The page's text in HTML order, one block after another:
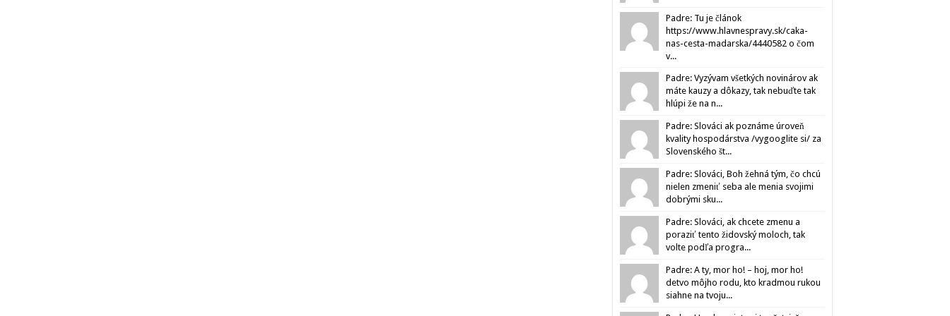
Padre: Tu je článok
https://www.hlavnespravy.sk/caka-
nas-cesta-madarska/4440582 o čom
v...
Padre: Vyzývam všetkých novinárov ak
máte kauzy a dôkazy, tak nebuďte tak
hlúpi že na n...
Padre: Slováci ak poznáme úroveň
kvality hospodárstva /vygooglite si/ za
Slovenského št...
Padre: Slováci, Boh žehná tým, čo chcú
nielen zmeniť seba ale menia svojimi
dobrými sku...
Padre: Slováci, ak chcete zmenu a
poraziť tento židovský moloch, tak
volte podľa progra...
Padre: A ty, mor ho! – hoj, mor ho!
detvo môjho rodu, kto kradmou rukou
siahne na tvoju...